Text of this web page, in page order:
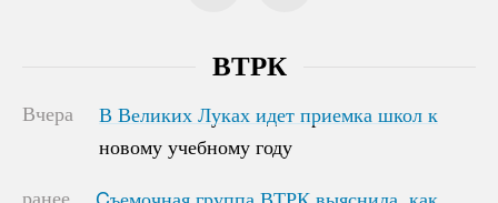
ВТРК
Вчера
В Великих Луках идет приемка школ к
новому учебному году
В Великих Луках идет приемка школ к
новому учебному году
ранее